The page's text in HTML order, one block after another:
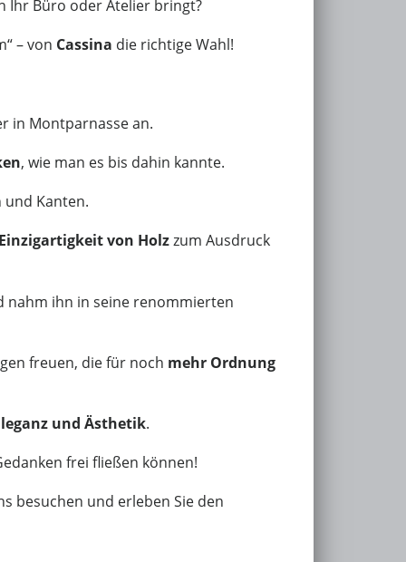
Ihr Büro oder Atelier bringt?
– von Cassina die richtige Wahl!
in Montparnasse an.
, wie man es bis dahin kannte.
Kanten.
von Holzzum Ausdruck
nahm ihn in seine renommierten
freuen, die für noch mehr Ordnung
und Ästhetik.
frei fließen können!
besuchen und erleben Sie den